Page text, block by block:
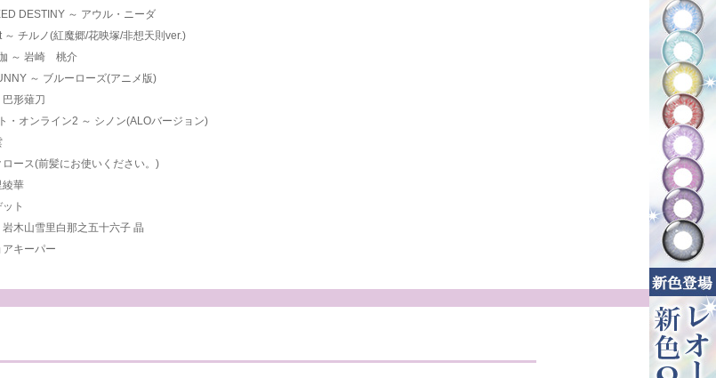
DESTINY ～ アウル・ニーダ
～ チルノ(紅魔郷/花映塚/非想天則ver.)
～ 岩崎 桃介
～ ブルーローズ(アニメ版)
巴形薙刀
・オンライン2 ～ シノン(ALOバージョン)
ロース(前髪にお使いください。)
綾華
ト
木山雪里白那之五十六子 晶
キーパー